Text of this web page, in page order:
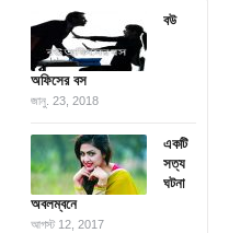
বউ
অফিসের বস
জানু. 23, 2018
একটি
সত্য
ঘটনা
অবলম্বনে
আগস্ট 12, 2017